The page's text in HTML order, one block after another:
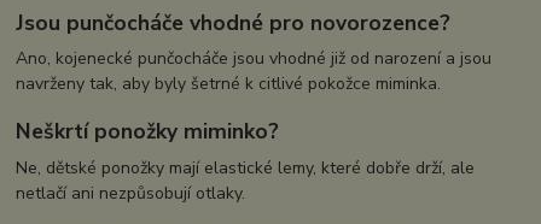
Jsou punčocháče vhodné pro novorozence?
Ano, kojenecké punčocháče jsou vhodné již od narození a jsou
navrženy tak, aby byly šetrné k citlivé pokožce miminka.
Neškrtí ponožky miminko?
Ne, dětské ponožky mají elastické lemy, které dobře drží, ale
netlačí ani nezpůsobují otlaky.